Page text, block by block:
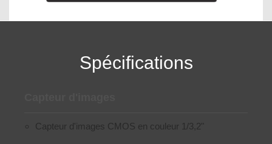
Spécifications
Capteur d'images CMOS en couleur 1/3,2"